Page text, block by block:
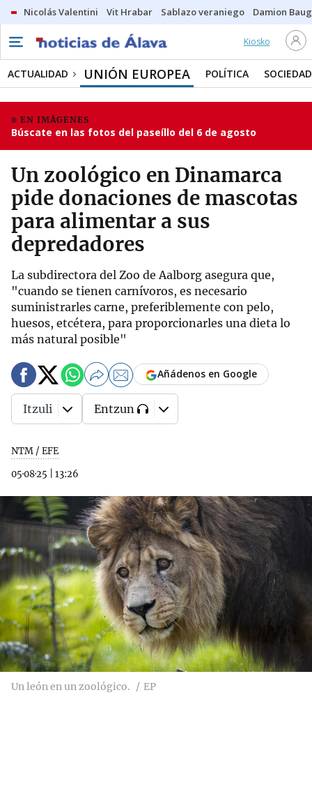
Nicolás Valentini Vit Hrabar Sablazo veraniego Damion
Kiosko
ACTUALIDAD UNIÓN EUROPEA POLÍTICA SOCIEDAD
EN IMÁGENES
Búscate en las fotos del paseíllo del 6 de agosto
Un zoológico en Dinamarca
pide donaciones de mascotas
para alimentar a sus
depredadores
La subdirectora del Zoo de Aalborg asegura que,
"cuando se tienen carnívoros, es necesario
suministrarles carne, preferiblemente con pelo,
huesos, etcétera, para proporcionarles una dieta lo
más natural posible"
NTM / EFE
05·08·25
13:26
Añádenos en Google
Itzuli Entzun
Un león en un zoológico. EP